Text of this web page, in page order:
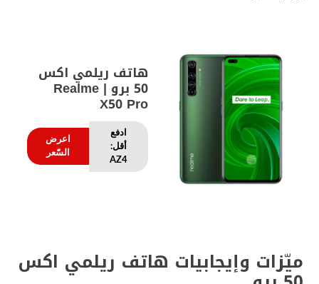
هاتف ريلمي اكس
50 برو | Realme
X50 Pro
ادفع
أقل:
AZ4
اعرض
السّعر
ميّزات وإيجابيات هاتف ريلمي اكس